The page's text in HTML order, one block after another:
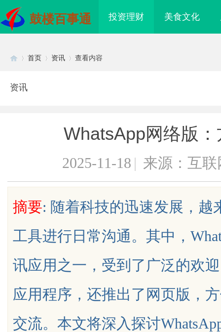
鼓楼百事通 投资理财 美食文化
uz
首页 资讯 查看内容
资讯
WhatsApp网络版
2025-11-18 | 来源：互联
摘要: 随着科技的迅速发展，越
工具进行日常沟通。其中，
讯应用之一，受到了广泛的欢
应用程序，还推出了网页版，
交流。本文将深入探讨
新引擎与力量